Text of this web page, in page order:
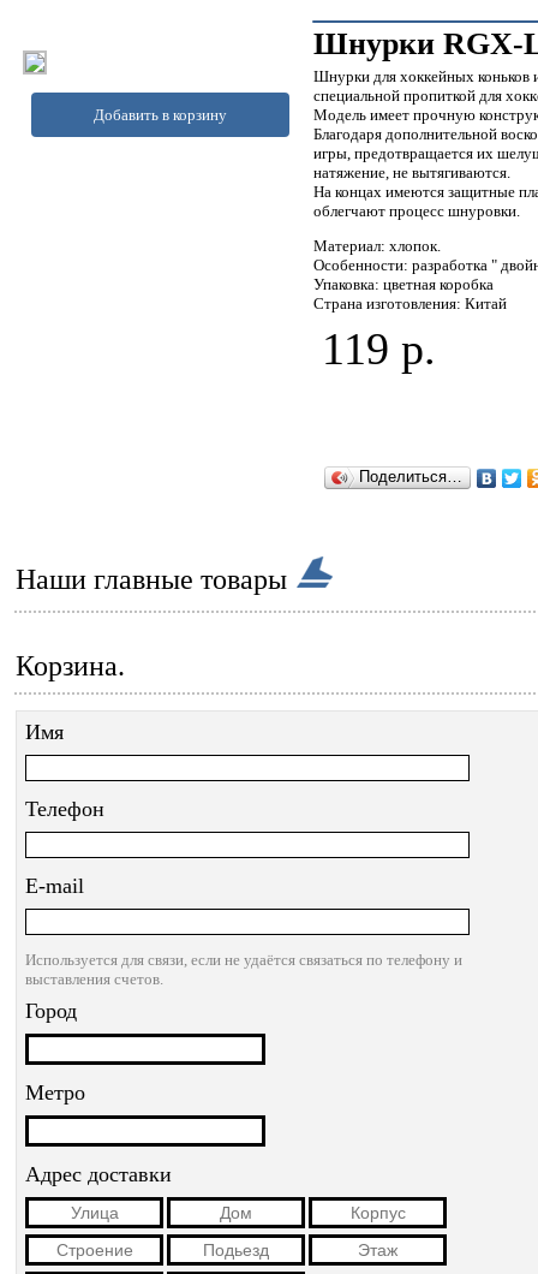
Добавить в корзину
Шнурки RGX-
Шнурки для хоккейных коньков
специальной пропиткой для
Модель имеет прочную
Благодаря дополнительной
игры, предотвращается их
натяжение, не вытягиваются.
На концах имеются защитные
облегчают процесс шнуровки.
Материал: хлопок.
Особенности: разработка "
Упаковка: цветная коробка
Страна изготовления: Китай
119 р.
Поделиться…
Наши главные товары
Корзина.
Имя
Телефон
E-mail
Используется для связи, если не удаётся связаться по телефону и
выставления счетов.
Город
Метро
Адрес доставки